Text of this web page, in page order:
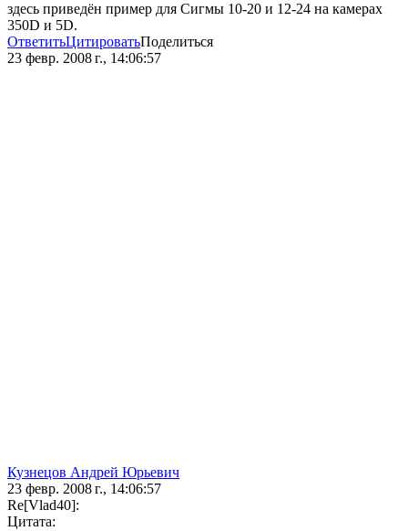
здесь приведён пример для Сигмы 10-20 и 12-24 на камерах
350D и 5D.
ОтветитьЦитироватьПоделиться
23 февр. 2008 г., 14:06:57
Кузнецов Андрей Юрьевич
23 февр. 2008 г., 14:06:57
Re[Vlad40]:
Цитата: